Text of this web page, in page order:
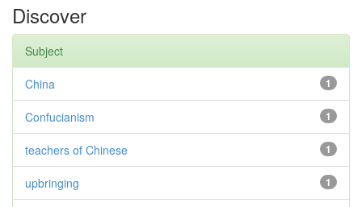
Discover
Subject
1
China
1
Confucianism
1
teachers of Chinese
1
upbringing